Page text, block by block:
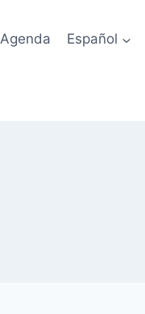
Agenda Español